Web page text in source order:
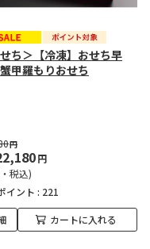
ち＞【冷凍】おせち早
甲羅もりおせち
円
円
税込)
イント : 221
カートに入れる